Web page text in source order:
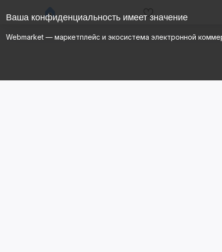
Ваша конфиденциальность имеет значение
Webmarket — маркетплейс и экосистема электронной